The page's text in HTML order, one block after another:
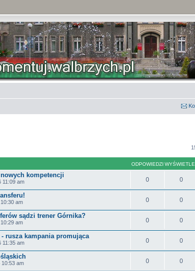
ODPOWIEDZI
kompetencji
11:09 am 0 0
am 0 0
sądzi trener Górnika?
am 0 0
rusza kampania promująca
11:35 am 0 0
10:53 am 0 0